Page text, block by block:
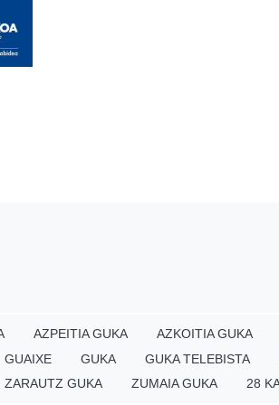
AZPEITIA GUKA AZKOITIA GUKA
GUAIXE GUKA GUKA TELEBISTA
ZARAUTZ GUKA ZUMAIA GUKA 28